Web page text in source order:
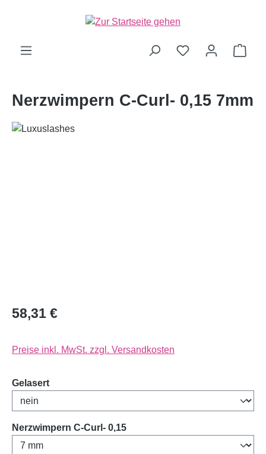
Nerzwimpern C-Curl- 0,15 7mm
58,31 €
Preise inkl. MwSt. zzgl. Versandkosten
Gelasertauswählen
Nerzwimpern C-Curl- 0,15auswählen